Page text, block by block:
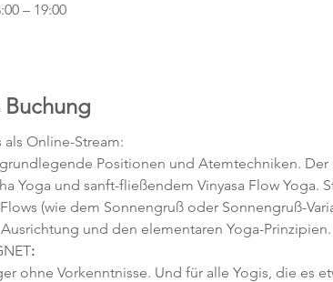
– 19:00
als Online-Stream:
Positionen und Atemtechniken.
Yoga und sanft-fließendem Vinyasa Flow Yoga.
(wie dem Sonnengruß oder Sonnengruß-
und den elementaren Yoga-
:
ohne Vorkenntnisse. Und für alle Yogis, die es